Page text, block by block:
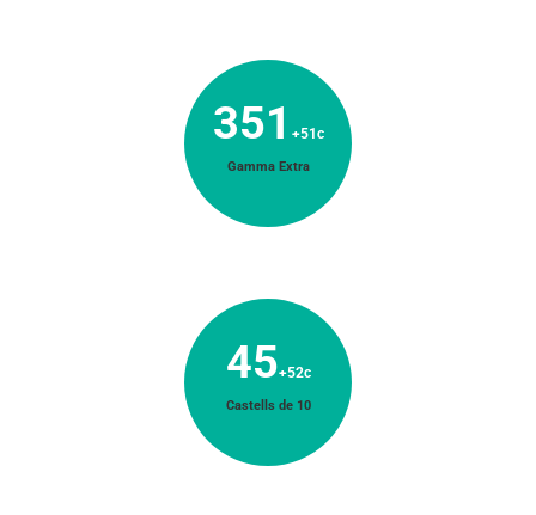
351 +51c
Gamma Extra
45+52c
Castells de 10